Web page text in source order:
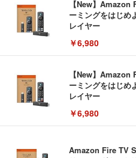
【New】
ーミングをはじめ
レイヤー
￥6,980
【New】
ーミングをはじめ
レイヤー
￥6,980
Amazon Fire TV